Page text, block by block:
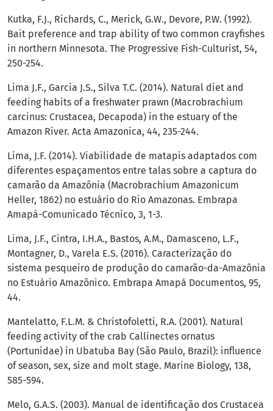
Kutka, F.J., Richards, C., Merick, G.W., Devore, P.W. (1992).
Bait preference and trap ability of two common crayfishes
in northern Minnesota. The Progressive Fish-Culturist, 54,
250-254.
Lima J.F., Garcia J.S., Silva T.C. (2014). Natural diet and
feeding habits of a freshwater prawn (Macrobrachium
carcinus: Crustacea, Decapoda) in the estuary of the
Amazon River. Acta Amazonica, 44, 235-244.
Lima, J.F. (2014). Viabilidade de matapis adaptados com
diferentes espaçamentos entre talas sobre a captura do
camarão da Amazônia (Macrobrachium Amazonicum
Heller, 1862) no estuário do Rio Amazonas. Embrapa
Amapá-Comunicado Técnico, 3, 1-3.
Lima, J.F., Cintra, I.H.A., Bastos, A.M., Damasceno, L.F.,
Montagner, D., Varela E.S. (2016). Caracterização do
sistema pesqueiro de produção do camarão-da-Amazônia
no Estuário Amazônico. Embrapa Amapá Documentos, 95,
44.
Mantelatto, F.L.M. & Christofoletti, R.A. (2001). Natural
feeding activity of the crab Callinectes ornatus
(Portunidae) in Ubatuba Bay (São Paulo, Brazil): influence
of season, sex, size and molt stage. Marine Biology, 138,
585-594.
Melo, G.A.S. (2003). Manual de identificação dos Crustacea